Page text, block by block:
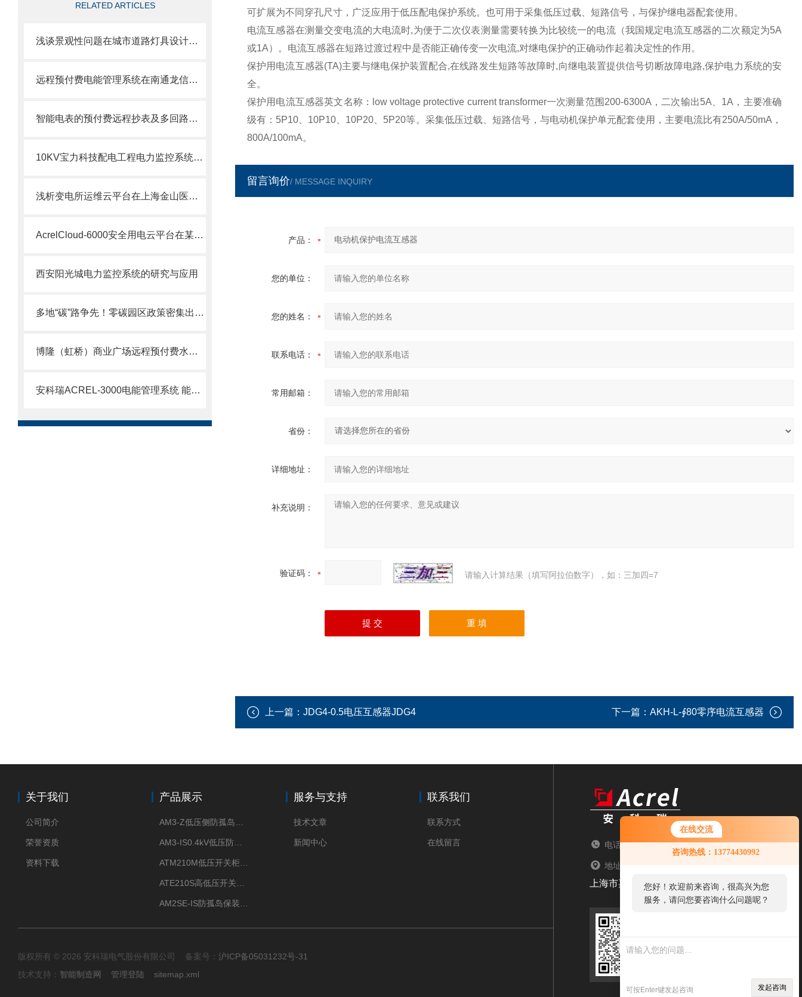
在线交流
咨询热线：13774430992
您好！欢迎前来咨询，很高兴为您
服务，请问您要咨询什么问题呢？
您好，看您停留很久了，是否找到
了需求产品，您可以直接在线与我
可按Enter键发起咨询 发起咨询
RELATED ARTICLES
浅谈景观性问题在城市道路灯具设计中的分析与路灯安全用电选型
远程预付费电能管理系统在南通龙信广场的应用
智能电表的预付费远程抄表及多回路监测系统设计及应用
10KV宝力科技配电工程电力监控系统的设计与应用
浅析变电所运维云平台在上海金山医院的应用
AcrelCloud-6000安全用电云平台在某景区的应用
西安阳光城电力监控系统的研究与应用
多地“碳”路争先！零碳园区政策密集出台，安科瑞智慧平台解锁落地密码！
博隆（虹桥）商业广场远程预付费水电能管理系统的设计与应用1
安科瑞ACREL-3000电能管理系统 能耗远程监测
可扩展为不同穿孔尺寸，广泛应用于低压配电保护系统。也可用于采集低压过载、短路信号，与保护继电器配套使用。
电流互感器在测量交变电流的大电流时,为便于二次仪表测量需要转换为比较统一的电流（我国规定电流互感器的二次额定为5A
或1A）。电流互感器在短路过渡过程中是否能正确传变一次电流,对继电保护的正确动作起着决定性的作用。
保护用电流互感器(TA)主要与继电保护装置配合,在线路发生短路等故障时,向继电装置提供信号切断故障电路,保护电力系统的安
全。
保护用电流互感器英文名称：low voltage protective current transformer一次测量范围200-6300A，二次输出5A、1A，主要准确
级有：5P10、10P10、10P20、5P20等。采集低压过载、短路信号，与电动机保护单元配套使用，主要电流比有250A/50mA，
800A/100mA。
留言询价/ MESSAGE INQUIRY
产品：
您的单位：
您的姓名：
联系电话：
常用邮箱：
省份：
详细地址：
补充说明：
验证码： 请输入计算结果（填写阿拉伯数字），如：三加四=7
上一篇： JDG4-0.5电压互感器JDG4 下一篇： AKH-L-∮80零序电流互感器
关于我们
公司简介
荣誉资质
资料下载
产品展示 服务与支持
技术文章
新闻中心
联系我们
联系方式
在线留言
版权所有 © 2026 安科瑞电气股份有限公司 备案号： 沪ICP备05031232号-31
技术支持： 智能制造网 管理登陆 sitemap.xml
电话：TEL
地址：ADDRESS
上海市嘉定区育绿路253号
扫码添加微信